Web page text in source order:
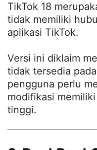
TikTok 18
tidak memiliki
aplikasi TikTok.
Versi ini diklaim
tidak tersedia
pengguna perlu
modifikasi
tinggi.